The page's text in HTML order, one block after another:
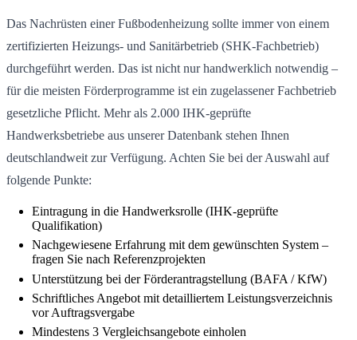
Das Nachrüsten einer Fußbodenheizung sollte immer von einem
zertifizierten Heizungs- und Sanitärbetrieb (SHK-Fachbetrieb)
durchgeführt werden. Das ist nicht nur handwerklich notwendig –
für die meisten Förderprogramme ist ein zugelassener Fachbetrieb
gesetzliche Pflicht. Mehr als 2.000 IHK-geprüfte
Handwerksbetriebe aus unserer Datenbank stehen Ihnen
deutschlandweit zur Verfügung. Achten Sie bei der Auswahl auf
folgende Punkte:
Eintragung in die Handwerksrolle (IHK-geprüfte
Qualifikation)
Nachgewiesene Erfahrung mit dem gewünschten System –
fragen Sie nach Referenzprojekten
Unterstützung bei der Förderantragstellung (BAFA / KfW)
Schriftliches Angebot mit detailliertem Leistungsverzeichnis
vor Auftragsvergabe
Mindestens 3 Vergleichsangebote einholen